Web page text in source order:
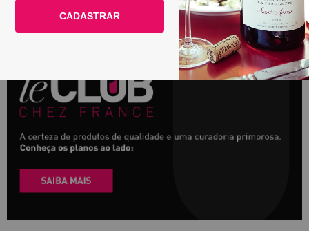
Le Club >CADASTRAR